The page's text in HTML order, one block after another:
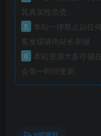
其真实性负责。
5
本站一律禁止以任
客发现请向站长举报
6
本站资源大多存储
会第一时间更新。